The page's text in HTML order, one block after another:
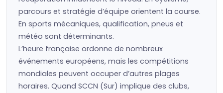
parcours et stratégie d’équipe orientent la course.
En sports mécaniques, qualification, pneus et
météo sont déterminants.
L’heure française ordonne de nombreux
événements européens, mais les compétitions
mondiales peuvent occuper d’autres plages
horaires. Quand SCCN (Sur) implique des clubs,